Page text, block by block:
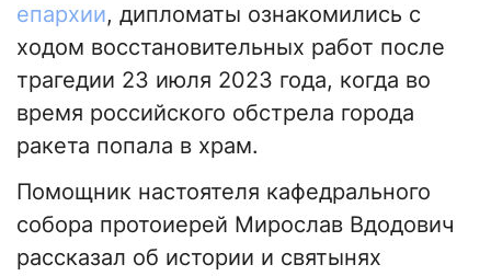
епархии, дипломаты ознакомились с
ходом восстановительных работ после
трагедии 23 июля 2023 года, когда во
время российского обстрела города
ракета попала в храм.
Помощник настоятеля кафедрального
собора протоиерей Мирослав Вдодович
рассказал об истории и святынях